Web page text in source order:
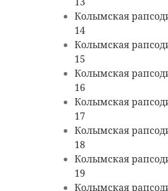
Колымская
14
Колымская
15
Колымская
16
Колымская
17
Колымская
18
Колымская
19
Колымская